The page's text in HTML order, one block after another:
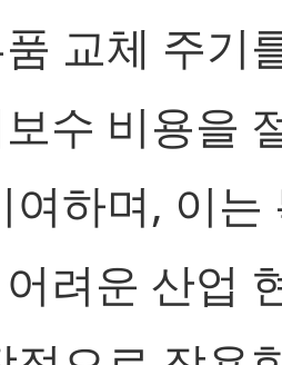
교체 주기
수 비용을
여하며, 이는
려운 산업